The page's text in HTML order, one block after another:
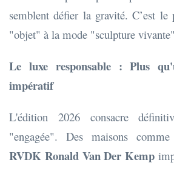
semblent défier la gravité. C’est le
"objet" à la mode "sculpture
Le luxe responsable : Plus
impératif
L'édition 2026 consacre
"engagée". Des maisons
RVDK Ronald Van Der Kemp